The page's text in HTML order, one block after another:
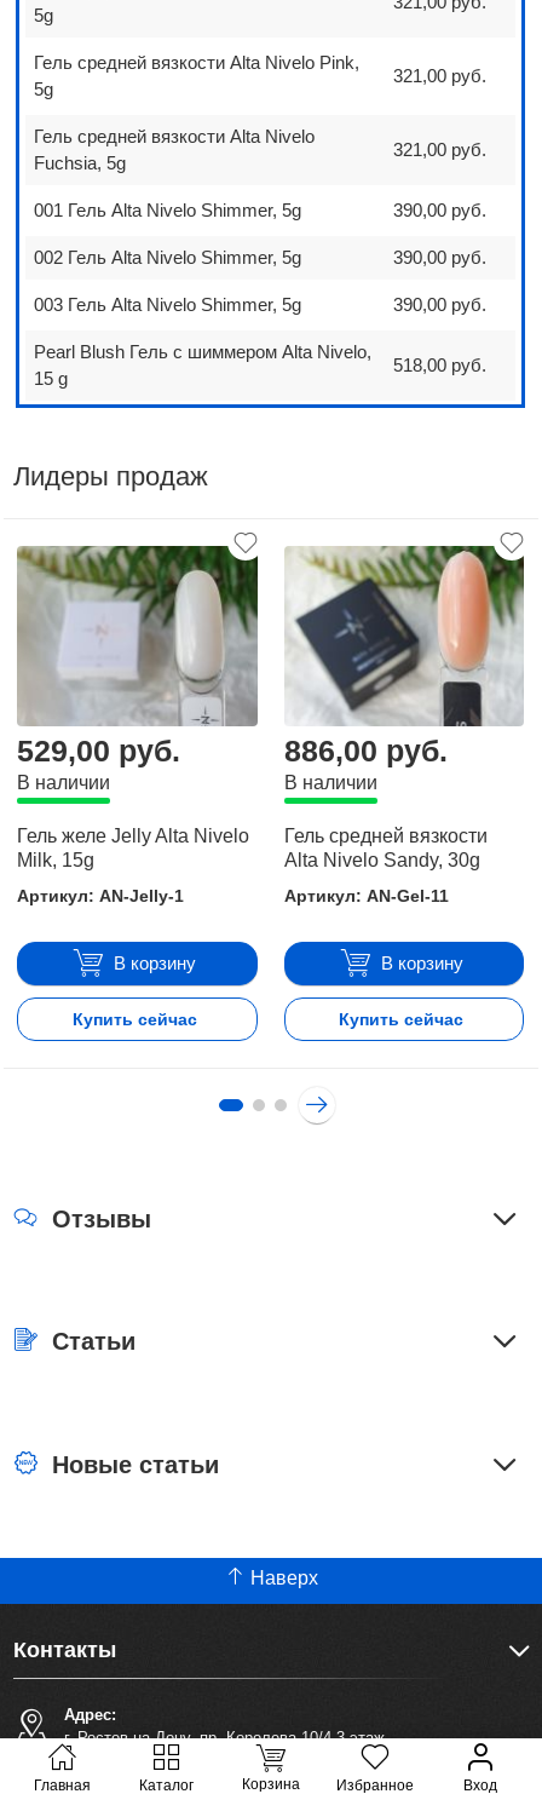
5g
Гель средней вязкости Alta Nivelo Pink,
5g
321,00 руб.
Гель средней вязкости Alta Nivelo
Fuchsia, 5g
321,00 руб.
001 Гель Alta Nivelo Shimmer, 5g 390,00 руб.
002 Гель Alta Nivelo Shimmer, 5g 390,00 руб.
003 Гель Alta Nivelo Shimmer, 5g 390,00 руб.
Pearl Blush Гель с шиммером Alta Nivelo,
15 g
518,00 руб.
Лидеры продаж
вязкости
30g
Gel-11
корзину
сейчас
1.932,00 руб.
Гель средней вязкости
Alta Nivelo Elegant Milk,
В корзину
Купить сейчас
Гель
Alta Nivelo
Артикул:
Отзывы
Статьи
Новые статьи
Главная Каталог Корзина Избранное Вход
Наверх
Контакты
Адрес:
г. Ростов-на-Дону, пр. Королева 10/4 3 этаж
Тел. +7 (918) 850-20-70
Телефон: